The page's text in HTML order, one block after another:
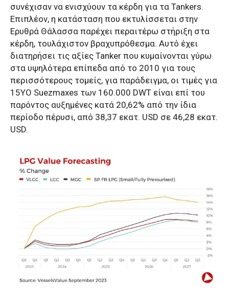
συνέχισαν να ενισχύουν τα κέρδη για τα Tankers.
Επιπλέον, η κατάσταση που εκτυλίσσεται στην
Ερυθρά Θάλασσα παρέχει περαιτέρω στήριξη στα
κέρδη, τουλάχιστον βραχυπρόθεσμα. Αυτό έχει
διατηρήσει τις αξίες Tanker που κυμαίνονται γύρω
στα υψηλότερα επίπεδα από το 2010 για τους
περισσότερους τομείς, για παράδειγμα, οι τιμές για
15YO Suezmaxes των 160.000 DWT είναι επί του
παρόντος αυξημένες κατά 20,62% από την ίδια
περίοδο πέρυσι, από 38,37 εκατ. USD σε 46,28 εκατ.
USD.